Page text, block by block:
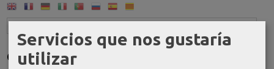
Costes de Envío
Servicios que nos gustaría
utilizar